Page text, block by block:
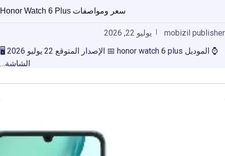
سعر ومواصفات Honor Watch 6 Plus
mobizil publisher
يوليو 22, 2026
⌚ الموديل honor watch 6 plus 📅 الإصدار المتوقع 22 يوليو 2026 🖥️
الشاشة…